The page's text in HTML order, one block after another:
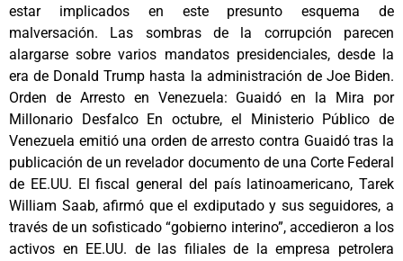
estar implicados en este presunto esquema de
malversación. Las sombras de la corrupción parecen
alargarse sobre varios mandatos presidenciales, desde la
era de Donald Trump hasta la administración de Joe Biden.
Orden de Arresto en Venezuela: Guaidó en la Mira por
Millonario Desfalco En octubre, el Ministerio Público de
Venezuela emitió una orden de arresto contra Guaidó tras la
publicación de un revelador documento de una Corte Federal
de EE.UU. El fiscal general del país latinoamericano, Tarek
William Saab, afirmó que el exdiputado y sus seguidores, a
través de un sofisticado “gobierno interino”, accedieron a los
activos en EE.UU. de las filiales de la empresa petrolera